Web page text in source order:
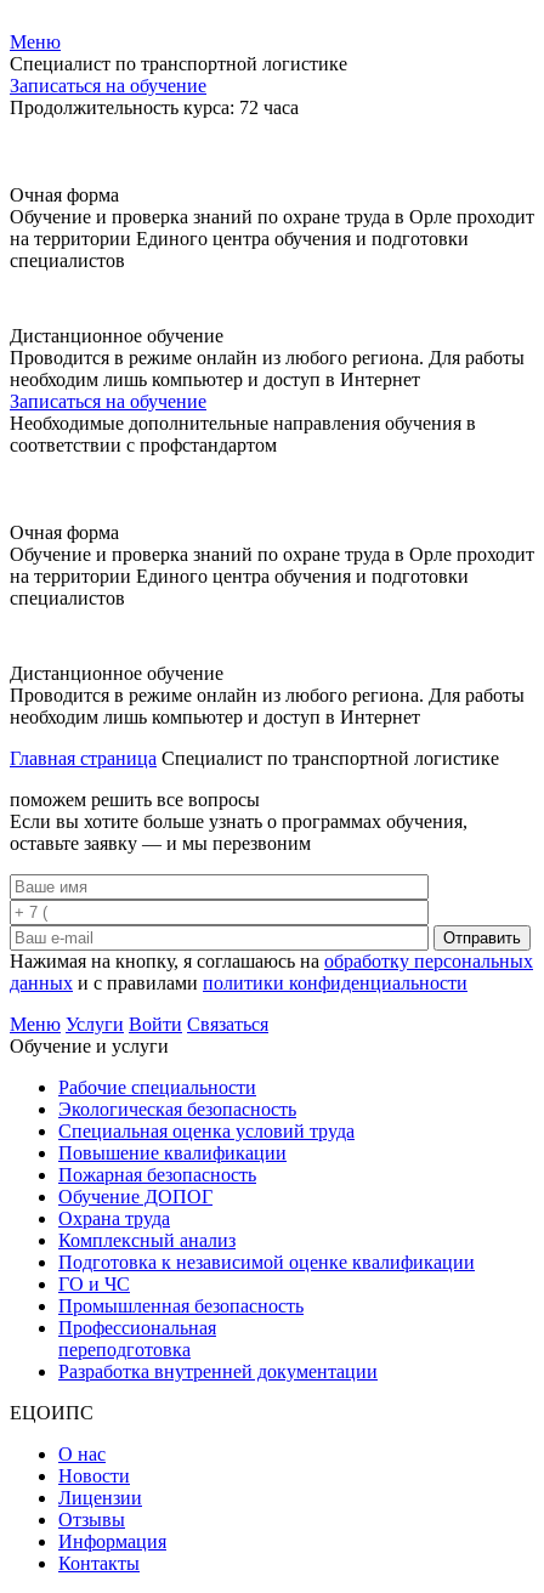
Меню
Специалист по транспортной логистике
Записаться на обучение
Продолжительность курса: 72 часа
Очная форма
Обучение и проверка знаний по охране труда в Орле проходит
на территории Единого центра обучения и подготовки
специалистов
Дистанционное обучение
Проводится в режиме онлайн из любого региона. Для работы
необходим лишь компьютер и доступ в Интернет
Записаться на обучение
Необходимые дополнительные направления обучения в
соответствии с профстандартом
Очная форма
Обучение и проверка знаний по охране труда в Орле проходит
на территории Единого центра обучения и подготовки
специалистов
Дистанционное обучение
Проводится в режиме онлайн из любого региона. Для работы
необходим лишь компьютер и доступ в Интернет
Главная страница Специалист по транспортной логистике
поможем решить все вопросы
Если вы хотите больше узнать о программах обучения,
оставьте заявку — и мы перезвоним
Отправить
Нажимая на кнопку, я соглашаюсь на обработку персональных
данных и с правилами политики конфиденциальности
Меню Услуги Войти Связаться
Обучение и услуги
Рабочие специальности
Экологическая безопасность
Специальная оценка условий труда
Повышение квалификации
Пожарная безопасность
Обучение ДОПОГ
Охрана труда
Комплексный анализ
Подготовка к независимой оценке квалификации
ГО и ЧС
Промышленная безопасность
Профессиональная
переподготовка
Разработка внутренней документации
ЕЦОИПС
О нас
Новости
Лицензии
Отзывы
Информация
Контакты